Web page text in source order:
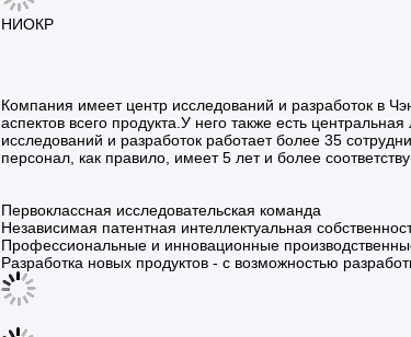
НИОКР
Компания имеет центр исследований и разработок в
аспектов всего продукта.У него также есть
исследований и разработок работает более 35
персонал, как правило, имеет 5 лет и более
Первоклассная исследовательская команда
Независимая патентная интеллектуальная
Профессиональные и инновационные
Разработка новых продуктов - с возможностью